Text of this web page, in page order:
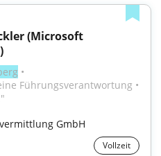
(Microsoft
•
Führungsverantwortung •
GmbH
Vollzeit